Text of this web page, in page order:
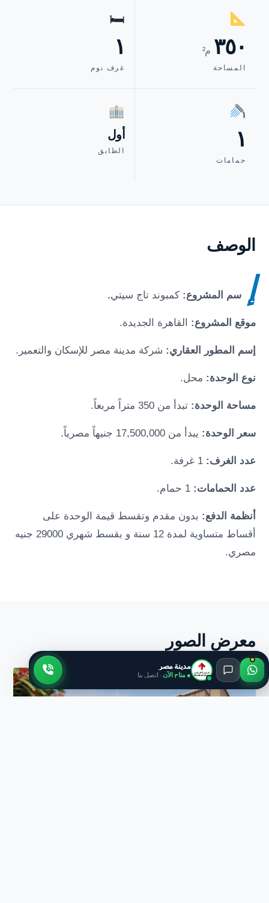
٣٥٠ م²
المساحة
🛏
١
غرف نوم
١
حمامات
أول
الطابق
الوصف
إ سم المشروع:كمبوند تاج سيتي.
موقع المشروع: القاهرة الجديدة.
إسم المطور العقاري: شركة مدينة مصر للإسكان والتعمير.
نوع الوحدة: محل.
مساحة الوحدة:تبدأ من 350 متراً مربعاً.
سعر الوحدة: يبدأ من 17,500,000 جنيهاً مصرياً.
عدد الغرف: 1 غرفة.
عدد الحمامات: 1 حمام.
أنظمة الدفع: بدون مقدم وتقسط قيمة الوحدة على
أقساط متساوية لمدة 12 سنة و بقسط شهري 29000 جنيه
مصري.
معرض الصور
مدينة مصر
● متاح الآن · اتصل بنا